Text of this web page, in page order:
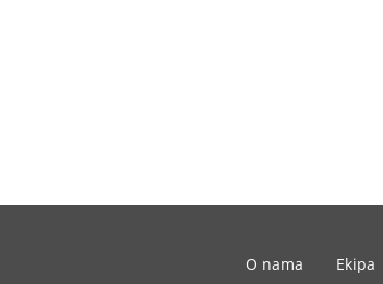
O nama Ekipa